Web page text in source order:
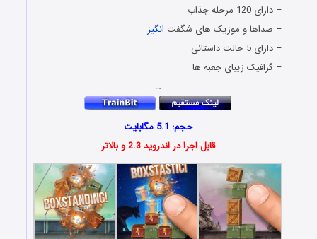
– دارای 120 مرحله جذاب
– صداها و موزیک های شگفت انگیز
– دارای 5 حالت داستانی
– گرافیک زیبای جعبه ها
…
حجم: 5.1 مگابایت
قابل اجرا در اندروید 2.3 و بالاتر